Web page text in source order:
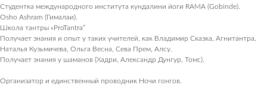
Студентка международного института кундалини йоги RAMA (Gobinde).
Osho Ashram (Гималаи).
Школа тантры «ProTantra”
Получает знания и опыт у таких учителей, как Владимир Сказка, Агнитантра,
Наталья Кузьмичева, Ольга Весна, Сева Прем, Алсу.
Получает знания у шаманов (Хадри, Александр Дунгур, Томс).
Организатор и единственный проводник Ночи гонгов.